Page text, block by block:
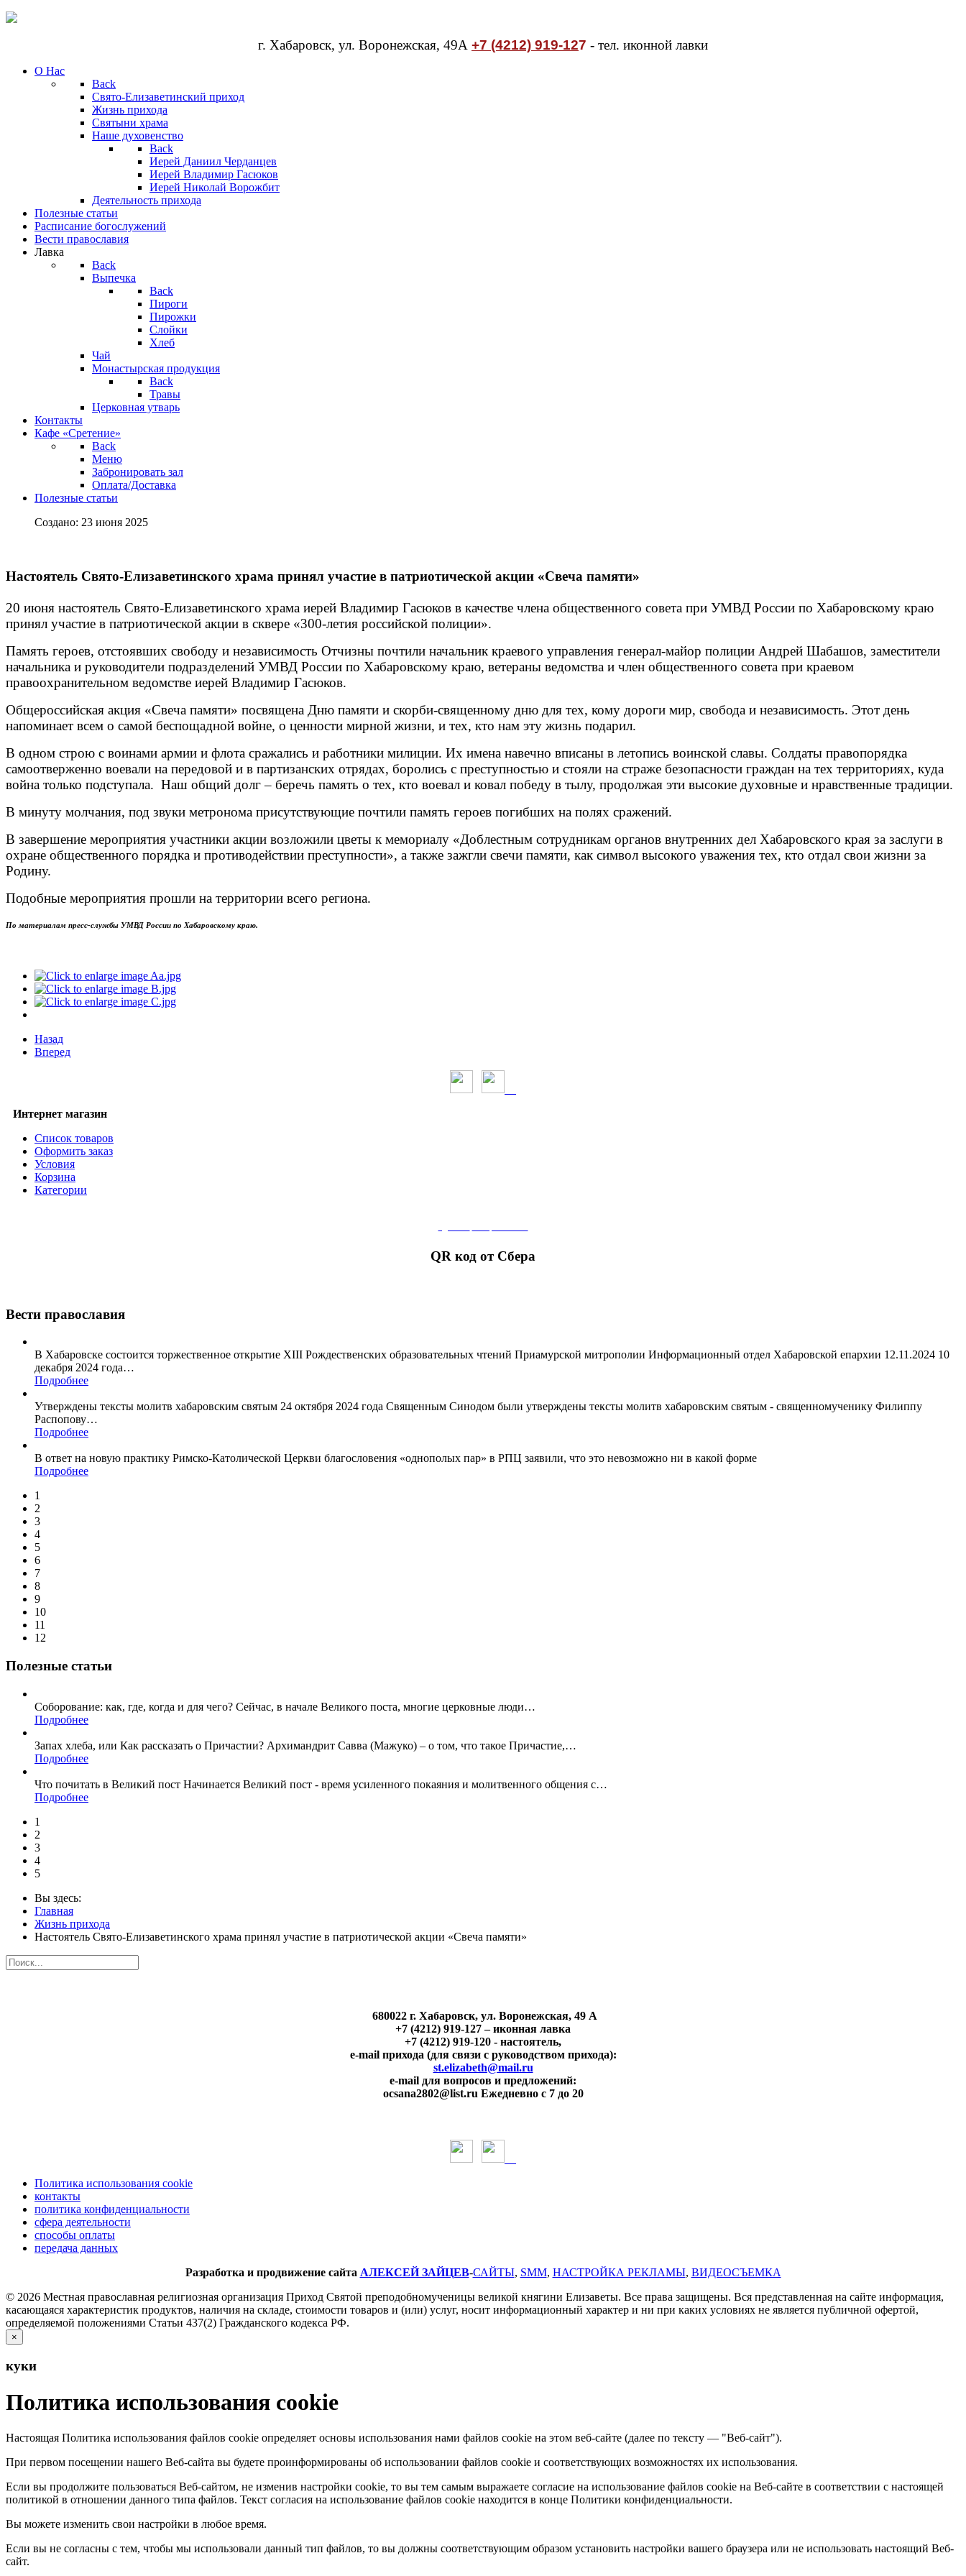
г. Хабаровск, ул. Воронежская, 49А +7 (4212) 919-127 - тел. иконной лавки
О Нас
Back
Свято-Елизаветинский приход
Жизнь прихода
Святыни храма
Наше духовенство
Back
Иерей Даниил Черданцев
Иерей Владимир Гасюков
Иерей Николай Ворожбит
Деятельность прихода
Полезные статьи
Расписание богослужений
Вести православия
Лавка
Back
Выпечка
Back
Пироги
Пирожки
Слойки
Хлеб
Чай
Монастырская продукция
Back
Травы
Церковная утварь
Контакты
Кафе «Сретение»
Back
Меню
Забронировать зал
Оплата/Доставка
Полезные статьи
Создано: 23 июня 2025
Настоятель Свято-Елизаветинского храма принял участие в патриотической акции «Свеча памяти»
20 июня настоятель Свято-Елизаветинского храма иерей Владимир Гасюков в качестве члена общественного совета при УМВД России по Хабаровскому краю
принял участие в патриотической акции в сквере «300-летия российской полиции».
Память героев, отстоявших свободу и независимость Отчизны почтили начальник краевого управления генерал-майор полиции Андрей Шабашов, заместители
начальника и руководители подразделений УМВД России по Хабаровскому краю, ветераны ведомства и член общественного совета при краевом
правоохранительном ведомстве иерей Владимир Гасюков.
Общероссийская акция «Свеча памяти» посвящена Дню памяти и скорби-священному дню для тех, кому дороги мир, свобода и независимость. Этот день
напоминает всем о самой беспощадной войне, о ценности мирной жизни, и тех, кто нам эту жизнь подарил.
В одном строю с воинами армии и флота сражались и работники милиции. Их имена навечно вписаны в летопись воинской славы. Солдаты правопорядка
самоотверженно воевали на передовой и в партизанских отрядах, боролись с преступностью и стояли на страже безопасности граждан на тех территориях, куда
война только подступала. Наш общий долг – беречь память о тех, кто воевал и ковал победу в тылу, продолжая эти высокие духовные и нравственные традиции.
В минуту молчания, под звуки метронома присутствующие почтили память героев погибших на полях сражений.
В завершение мероприятия участники акции возложили цветы к мемориалу «Доблестным сотрудникам органов внутренних дел Хабаровского края за заслуги в
охране общественного порядка и противодействии преступности», а также зажгли свечи памяти, как символ высокого уважения тех, кто отдал свои жизни за
Родину.
Подобные мероприятия прошли на территории всего региона.
По материалам пресс-службы УМВД России по Хабаровскому краю.
Назад
Вперед
Интернет магазин
Список товаров
Оформить заказ
Условия
Корзина
Категории
QR код от Сбера
Вести православия
В Хабаровске состоится торжественное открытие XIII Рождественских образовательных чтений Приамурской митрополии Информационный отдел Хабаровской епархии 12.11.2024 10
декабря 2024 года…
Подробнее
Утверждены тексты молитв хабаровским святым 24 октября 2024 года Священным Синодом были утверждены тексты молитв хабаровским святым - священномученику Филиппу
Распопову…
Подробнее
В ответ на новую практику Римско-Католической Церкви благословения «однополых пар» в РПЦ заявили, что это невозможно ни в какой форме
Подробнее
1
2
3
4
5
6
7
8
9
10
11
12
Полезные статьи
Соборование: как, где, когда и для чего? Сейчас, в начале Великого поста, многие церковные люди…
Подробнее
Запах хлеба, или Как рассказать о Причастии? Архимандрит Савва (Мажуко) – о том, что такое Причастие,…
Подробнее
Что почитать в Великий пост Начинается Великий пост - время усиленного покаяния и молитвенного общения с…
Подробнее
1
2
3
4
5
Вы здесь:
Главная
Жизнь прихода
Настоятель Свято-Елизаветинского храма принял участие в патриотической акции «Свеча памяти»
680022 г. Хабаровск, ул. Воронежская, 49 А
+7 (4212) 919-127 – иконная лавка
+7 (4212) 919-120 - настоятель,
e-mail прихода (для связи с руководством прихода):
st.elizabeth@mail.ru
e-mail для вопросов и предложений:
ocsana2802@list.ru Ежедневно с 7 до 20
Политика использования cookie
контакты
политика конфиденциальности
сфера деятельности
способы оплаты
передача данных
Разработка и продвижение сайта АЛЕКСЕЙ ЗАЙЦЕВ-САЙТЫ, SMM, НАСТРОЙКА РЕКЛАМЫ, ВИДЕОСЪЕМКА
© 2026 Местная православная религиозная организация Приход Святой преподобномученицы великой княгини Елизаветы. Все права защищены. Вся представленная на сайте информация,
касающаяся характеристик продуктов, наличия на складе, стоимости товаров и (или) услуг, носит информационный характер и ни при каких условиях не является публичной офертой,
определяемой положениями Статьи 437(2) Гражданского кодекса РФ.
×
куки
Политика использования cookie
Настоящая Политика использования файлов cookie определяет основы использования нами файлов cookie на этом веб-сайте (далее по тексту — "Веб-сайт").
При первом посещении нашего Веб-сайта вы будете проинформированы об использовании файлов cookie и соответствующих возможностях их использования.
Если вы продолжите пользоваться Веб-сайтом, не изменив настройки cookie, то вы тем самым выражаете согласие на использование файлов cookie на Веб-сайте в соответствии с настоящей
политикой в отношении данного типа файлов. Текст согласия на использование файлов cookie находится в конце Политики конфиденциальности.
Вы можете изменить свои настройки в любое время.
Если вы не согласны с тем, чтобы мы использовали данный тип файлов, то вы должны соответствующим образом установить настройки вашего браузера или не использовать настоящий Веб-
сайт.